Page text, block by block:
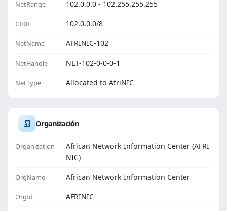
NetRange 102.0.0.0 - 102.255.255.255
CIDR 102.0.0.0/8
NetName AFRINIC-102
NetHandle NET-102-0-0-0-1
NetType Allocated to AfriNIC
Organización
Organization
African Network Information Center (AFRI
NIC)
OrgName African Network Information Center
OrgId AFRINIC